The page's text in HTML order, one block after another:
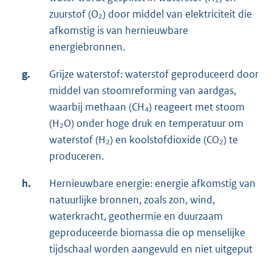
zuurstof (O₂) door middel van elektriciteit die
afkomstig is van hernieuwbare
energiebronnen.
g.
Grijze waterstof: waterstof geproduceerd door
middel van stoomreforming van aardgas,
waarbij methaan (CH₄) reageert met stoom
(H₂O) onder hoge druk en temperatuur om
waterstof (H₂) en koolstofdioxide (CO₂) te
produceren.
h.
Hernieuwbare energie: energie afkomstig van
natuurlijke bronnen, zoals zon, wind,
waterkracht, geothermie en duurzaam
geproduceerde biomassa die op menselijke
tijdschaal worden aangevuld en niet uitgeput